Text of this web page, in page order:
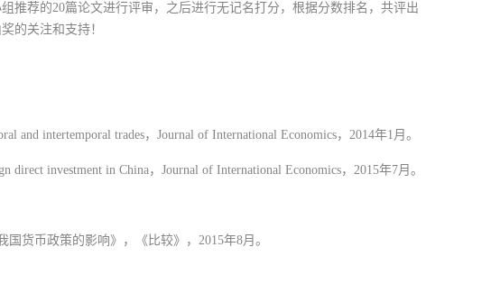
推荐的20篇论文进行评审，之后进行无记名打分，根据分数排名，共评出
的关注和支持！
and intertemporal trades，Journal of International Economics，2014年1月。
investment in China，Journal of International Economics，2015年7月。
货币政策的影响》，《比较》，2015年8月。